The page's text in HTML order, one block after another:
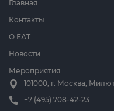
Главная
О ЕАТ
Новости
Мероприятия
Контакты
101000, г. Москва,
+7 (495) 708-42-23